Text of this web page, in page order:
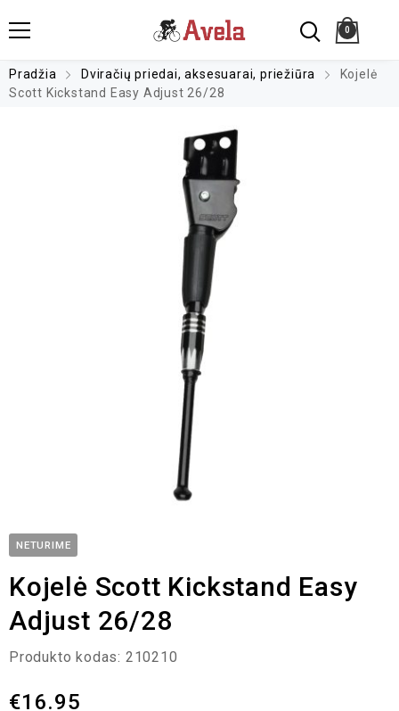
0
Pradžia Dviračių priedai, aksesuarai, priežiūra
Kojelė
Scott Kickstand Easy Adjust 26/28
NETURIME
Kojelė Scott Kickstand Easy
Adjust 26/28
Produkto kodas: 210210
€16.95